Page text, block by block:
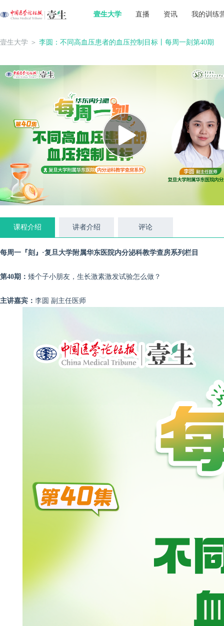
壹生大学 直播 资讯 我的训练
壹生大学 ＞ 李圆：不同高血压患者的血压控制目标丨每周一刻第40期
课程介绍 讲者介绍 评论
每周一『刻』·复旦大学附属华东医院内分泌科教学查房系列栏目
第40期： 矮个子小朋友，生长激素激发试验怎么做？
主讲嘉宾： 李圆 副主任医师